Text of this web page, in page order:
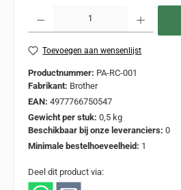
Toevoegen aan wensenlijst
Productnummer: PA-RC-001
Fabrikant: Brother
EAN: 4977766750547
Gewicht per stuk: 0,5 kg
Beschikbaar bij onze leveranciers: 0
Minimale bestelhoeveelheid: 1
Deel dit product via: